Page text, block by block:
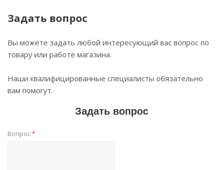
Задать вопрос
Вы можете задать любой интересующий вас вопрос по
товару или работе магазина.
Наши квалифицированные специалисты обязательно
вам помогут.
Задать вопрос
Вопрос*